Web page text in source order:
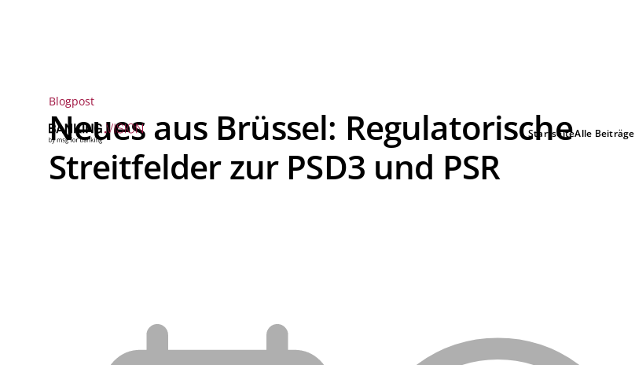
StartseiteAlle Beiträge
Blogpost
Neues aus Brüssel: Regulatorische
Streitfelder zur PSD3 und PSR